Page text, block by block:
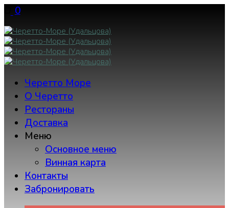
Skip
to
content
0
Черетто Море
О Черетто
Рестораны
Доставка
Меню
Основное меню
Винная карта
Контакты
Забронировать